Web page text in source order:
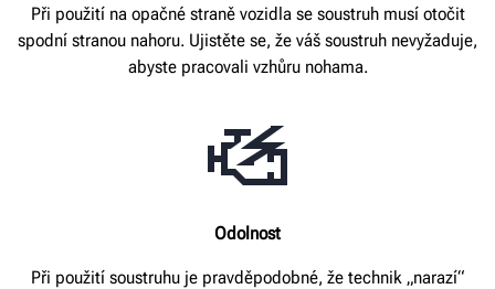
Při použití na opačné straně vozidla se soustruh musí otočit
spodní stranou nahoru. Ujistěte se, že váš soustruh nevyžaduje,
abyste pracovali vzhůru nohama.
Odolnost
Při použití soustruhu je pravděpodobné, že technik „narazí“